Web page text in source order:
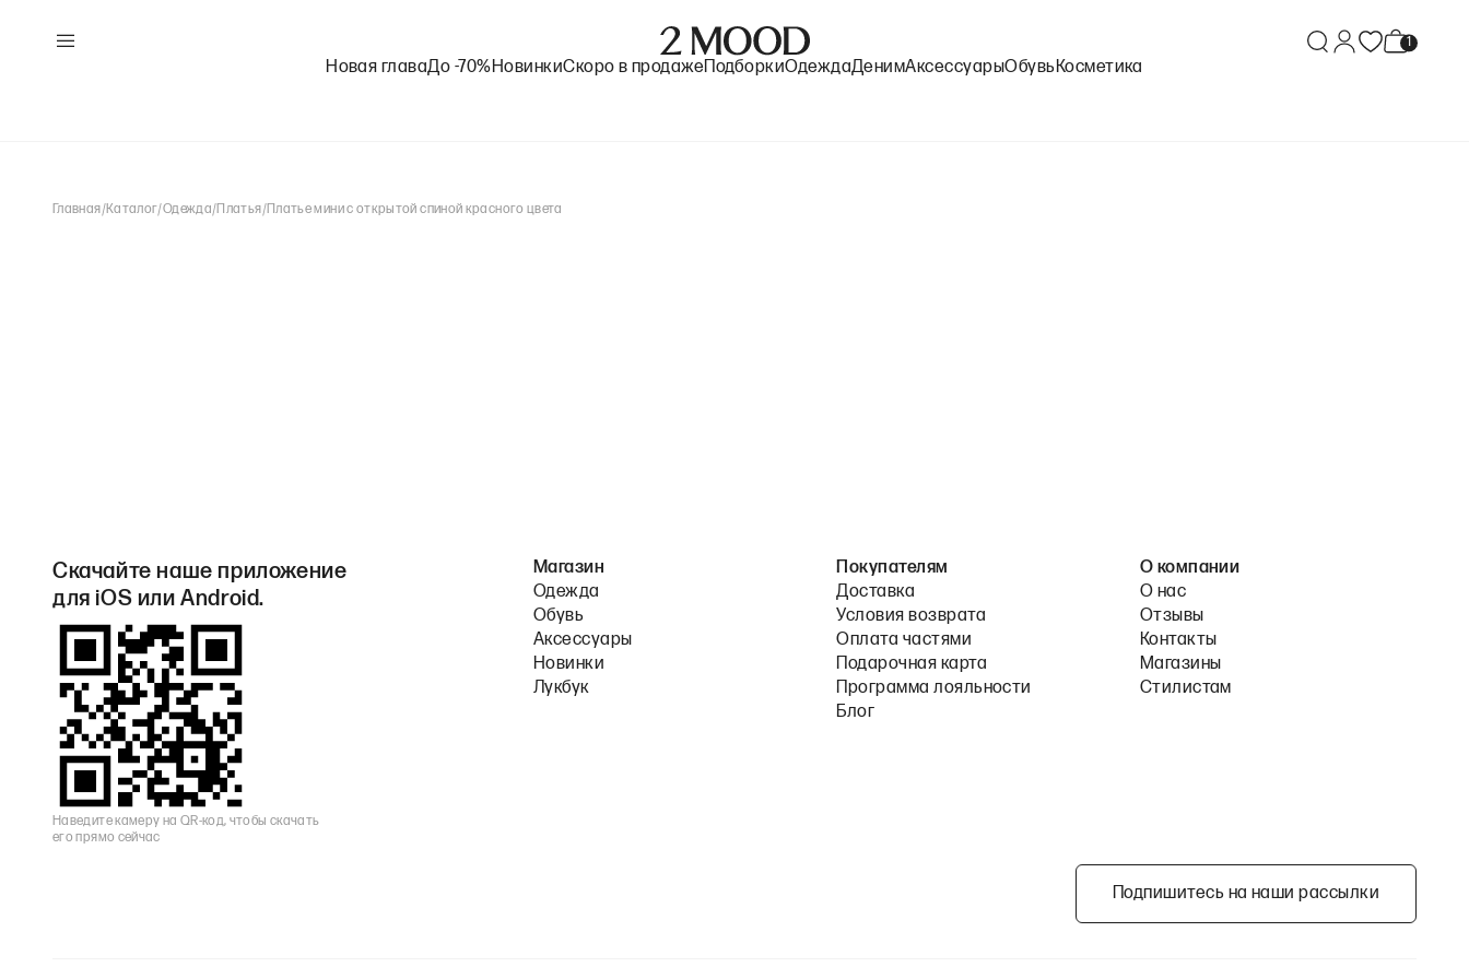
Новая главаДо -70%НовинкиСкоро в продаже ПодборкиОдеждаДенимАксессуарыОбувь Косметика
Главная/Каталог/Одежда/ Платья/Платье мини с открытой спиной красного цвета
Скачайте наше приложение
для iOS или Android.
Наведите камеру на QR-код, чтобы скачать
его прямо сейчас
Магазин
Одежда
Обувь
Аксессуары
Новинки
Лукбук
Покупателям
Доставка
Условия возврата
Оплата частями
Подарочная карта
Программа лояльности
Блог
О компании
О нас
Отзывы
Контакты
Магазины
Стилистам
Подпишитесь на наши рассылки